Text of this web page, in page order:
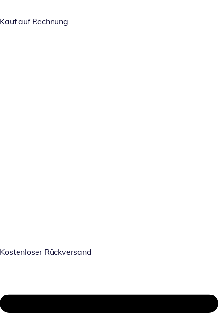
Kauf auf Rechnung
Kostenloser Rückversand